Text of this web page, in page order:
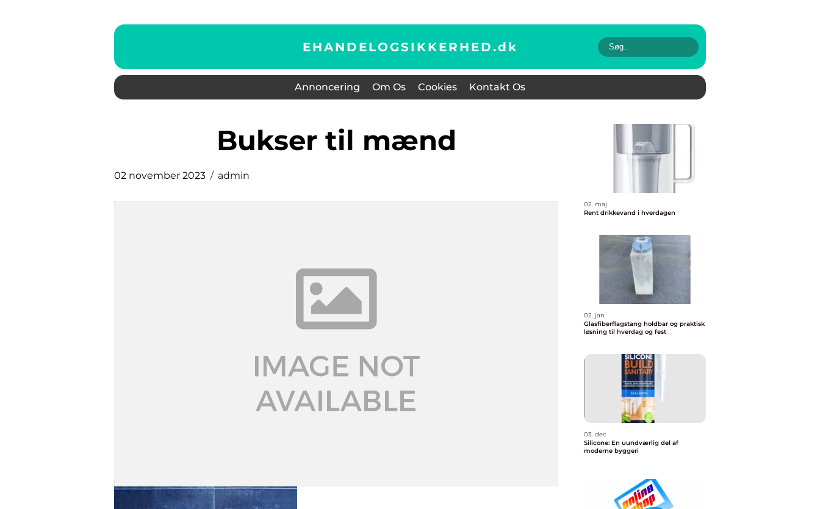
EHANDELOGSIKKERHED.dk
Annoncering Om Os Cookies Kontakt Os
bukser til mænd
02 november 2023 admin
02. maj
Rent drikkevand i hverdagen
02. jan
Glasfiberflagstang holdbar og praktisk
løsning til hverdag og fest
03. dec
Silicone: En uundværlig del af
moderne byggeri